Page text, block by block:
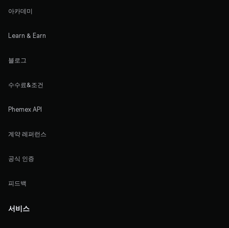
아카데미
Learn & Earn
블로그
수수료&조건
Phemex API
계약 레퍼런스
공식 인증
피드백
서비스